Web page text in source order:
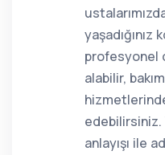
yaşadığınız
profesyonel
alabilir,
anlayışı ile